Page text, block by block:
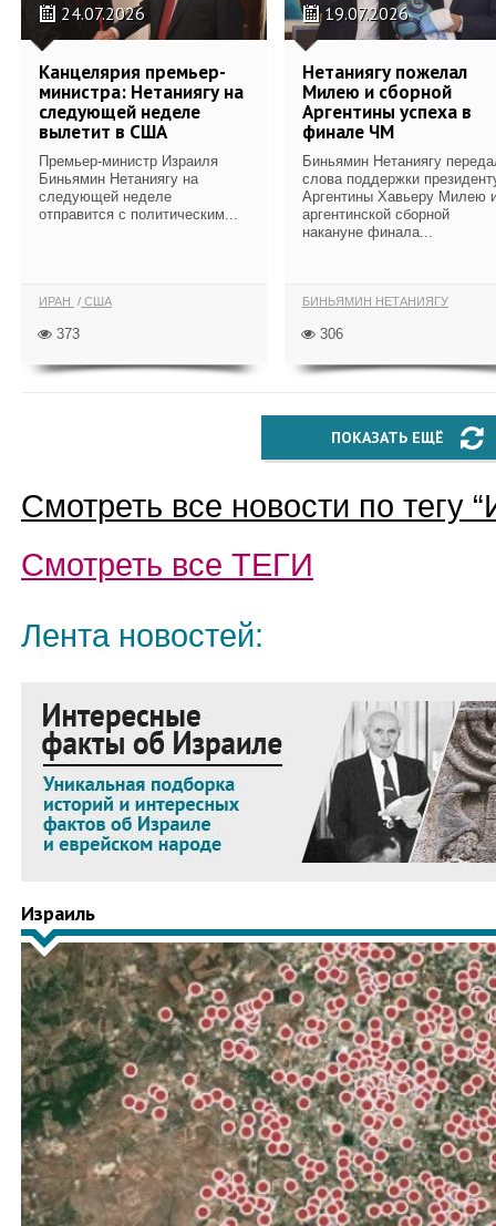
24.07.2026
Канцелярия премьер-
министра: Нетаниягу на
следующей неделе
вылетит в США
Премьер-министр Израиля
Биньямин Нетаниягу на
следующей неделе
отправится с политическим...
ИРАН США
373
19.07.2026
Нетаниягу пожелал
Милею и сборной
Аргентины успеха в
финале ЧМ
Биньямин Нетаниягу
слова поддержки
Аргентины Хавьеру Милею
аргентинской сборной
накануне финала...
БИНЬЯМИН НЕТАНИЯГУ
306
ПОКАЗАТЬ ЕЩЁ
Смотреть все новости по тегу “
Смотреть все ТЕГИ
Лента новостей:
Израиль